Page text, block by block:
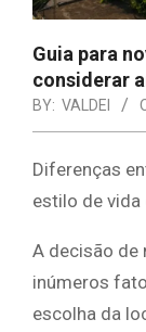
Guia para
considerar
BY: VALDEI
Diferenças
estilo de
A decisão de
inúmeros
escolha da